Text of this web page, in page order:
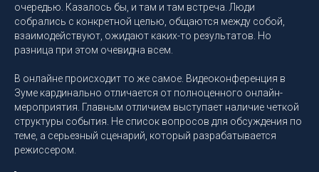
очередью. Казалось бы, и там и там встреча. Люди
собрались с конкретной целью, общаются между собой,
взаимодействуют, ожидают каких-то результатов. Но
разница при этом очевидна всем.
В онлайне происходит то же самое. Видеоконференция в
Зуме кардинально отличается от полноценного онлайн-
мероприятия. Главным отличием выступает наличие четкой
структуры события. Не список вопросов для обсуждения по
теме, а серьезный сценарий, который разрабатывается
режиссером.